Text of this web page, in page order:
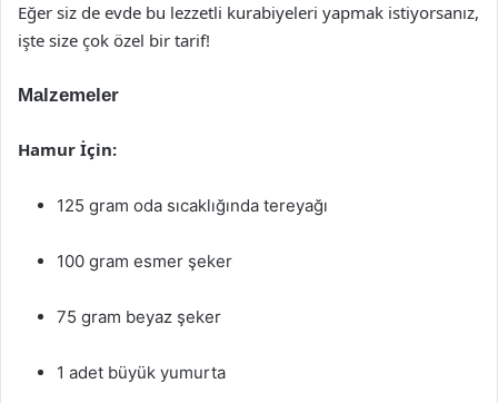
Eğer siz de evde bu lezzetli kurabiyeleri yapmak istiyorsanız,
işte size çok özel bir tarif!
Malzemeler
Hamur İçin:
125 gram oda sıcaklığında tereyağı
100 gram esmer şeker
75 gram beyaz şeker
1 adet büyük yumurta